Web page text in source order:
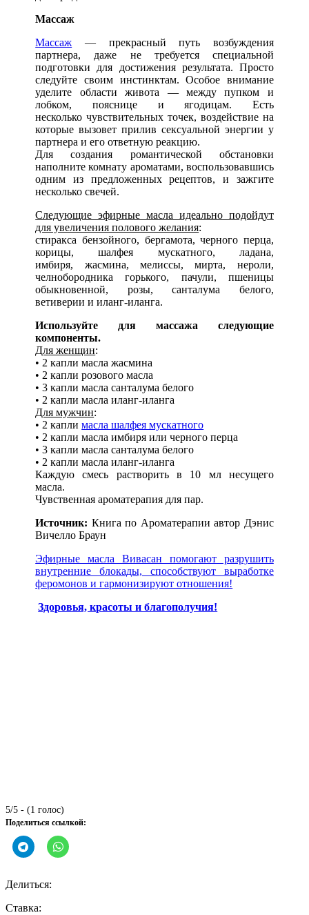
Массаж
Массаж — прекрасный путь возбуждения
партнера, даже не требуется специальной
подготовки для достижения результата. Просто
следуйте своим инстинктам. Особое внимание
уделите области живота — между пупком и
лобком, пояснице и ягодицам. Есть
несколько чувствительных точек, воздействие на
которые вызовет прилив сексуальной энергии у
партнера и его ответную реакцию.
Для создания романтической обстановки
наполните комнату ароматами, воспользовавшись
одним из предложенных рецептов, и зажгите
несколько свечей.
Следующие эфирные масла идеально подойдут
для увеличения полового желания:
стиракса бензойного, бергамота, черного перца,
корицы, шалфея мускатного, ладана,
имбиря, жасмина, мелиссы, мирта, нероли,
челнобородника горького, пачули, пшеницы
обыкновенной, розы, санталума белого,
ветиверии и иланг-иланга.
Используйте для массажа следующие
компоненты.
Для женщин:
• 2 капли масла жасмина
• 2 капли розового масла
• 3 капли масла санталума белого
• 2 капли масла иланг-иланга
Для мужчин:
• 2 каплимасла шалфея мускатного
• 2 капли масла имбиря или черного перца
• 3 капли масла санталума белого
• 2 капли масла иланг-иланга
Каждую смесь растворить в 10 мл несущего
масла.
Чувственная ароматерапия для пар.
Источник: Книга по Ароматерапии автор Дэнис
Вичелло Браун
Эфирные масла Вивасан помогают разрушить
внутренние блокады, способствуют выработке
феромонов и гармонизируют отношения!
Здоровья, красоты и благополучия!
5/5 - (1 голос)
Поделиться ссылкой:
Делиться:
Ставка: